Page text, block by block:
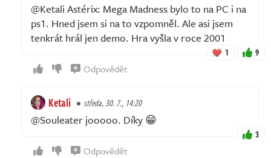
@Ketali Astérix: Mega Madness bylo to na PC i na
ps1. Hned jsem si na to vzpomněl. Ale asi jsem
tenkrát hrál jen demo. Hra vyšla v roce 2001
1 9
Odpovědět
Ketali středa, 30. 7., 14:20
@Souleater jooooo. Díky 😁
3
Odpovědět